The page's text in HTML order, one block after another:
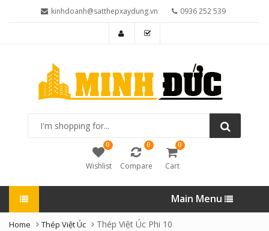
kinhdoanh@satthepxaydung.vn 0936 252 539
shopping
0
Wishlist
0
Compare
0
Cart
Main Menu
Home Thép Việt Úc Thép Việt Úc Phi 10